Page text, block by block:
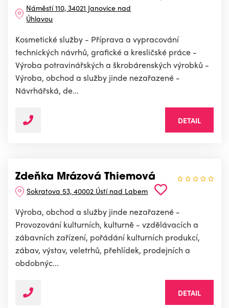
Náměstí 110, 34021 Janovice nad
Úhlavou
Kosmetické služby - Příprava a vypracování
technických návrhů, grafické a kresličské práce -
Výroba potravinářských a škrobárenských výrobků -
Výroba, obchod a služby jinde nezařazené -
Návrhářská, de...
DETAIL
Zdeňka Mrázová Thiemová
Sokratova 53, 40002 Ústí nad Labem
Výroba, obchod a služby jinde nezařazené -
Provozování kulturních, kulturně - vzdělávacích a
zábavních zařízení, pořádání kulturních produkcí,
zábav, výstav, veletrhů, přehlídek, prodejních a
obdobnýc...
DETAIL